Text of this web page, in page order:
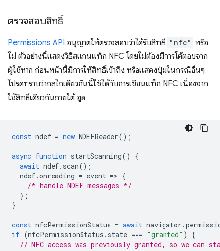
ตรวจสอบสิทธิ์
Permissions API อนุญาตให้ตรวจสอบว่าได้รับสิทธิ์ "nfc" หรือ
ไม่ ตัวอย่างนี้แสดงวิธีสแกนแท็ก NFC โดยไม่ต้องมีการโต้ตอบจาก
ผู้ใช้หาก ก่อนหน้านี้มีการให้สิทธิ์เข้าถึง หรือแสดงปุ่มในกรณีอื่นๆ
โปรดทราบว่ากลไกเดียวกันนี้ใช้ได้กับการเขียนแท็ก NFC เนื่องจาก
ใช้สิทธิ์เดียวกันภายใต้ ฮูด
const ndef = new NDEFReader();
async function startScanning()
{
await ndef. scan();
ndef.onreading = event => {
/* handle NDEF messages */
};
}
const nfcPermissionStatus = await navigator .
if (nfcPermissionStatus . state === "granted" )
{
// NFC access was previously granted, so we can